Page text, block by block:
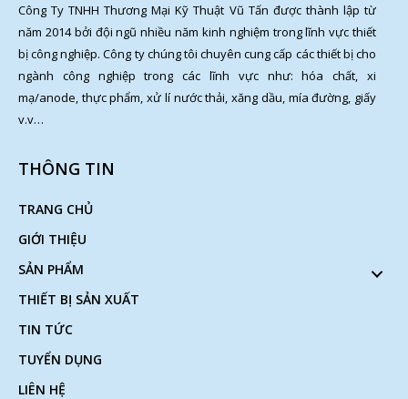
Công Ty TNHH Thương Mại Kỹ Thuật Vũ Tấn được thành lập từ
năm 2014 bởi đội ngũ nhiều năm kinh nghiệm trong lĩnh vực thiết
bị công nghiệp. Công ty chúng tôi chuyên cung cấp các thiết bị cho
ngành công nghiệp trong các lĩnh vực như: hóa chất, xi
mạ/anode, thực phẩm, xử lí nước thải, xăng dầu, mía đường, giấy
v.v…
THÔNG TIN
TRANG CHỦ
GIỚI THIỆU
SẢN PHẨM
THIẾT BỊ SẢN XUẤT
TIN TỨC
TUYỂN DỤNG
LIÊN HỆ